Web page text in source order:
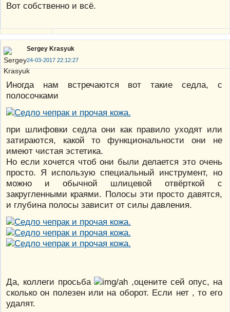
Вот собственно и всё.
Sergey Krasyuk
24-03-2017 22:12:27
Иногда нам встречаются вот такие седла, с
полосочками
при шлифовки седла они как правило уходят или
затираются, какой то функциональности они не
имеют чистая эстетика.
Но если хочется чтоб они были делается это очень
просто. Я использую специальный инструмент, но
можно и обычной шлицевой отвёрткой с
закругленными краями. Полосы эти просто давятся,
и глубина полосы зависит от силы давления.
Да, коллеги просьба
,оцените сей опус, на
сколько он полезен или на оборот. Если нет , то его
удалят.